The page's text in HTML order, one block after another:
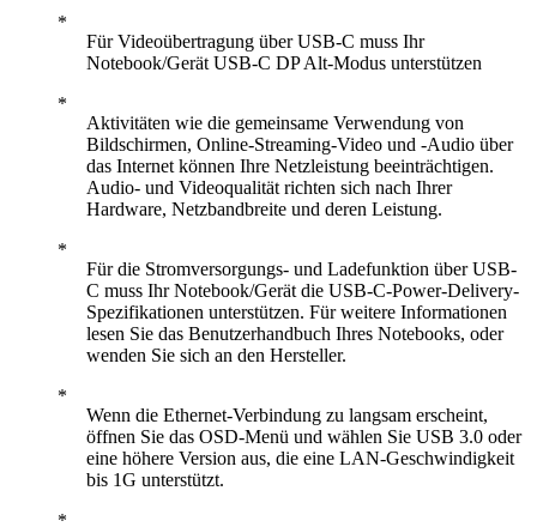
Für Videoübertragung über USB-C muss Ihr
Notebook/Gerät USB-C DP Alt-Modus unterstützen
Aktivitäten wie die gemeinsame Verwendung von
Bildschirmen, Online-Streaming-Video und -Audio über
das Internet können Ihre Netzleistung beeinträchtigen.
Audio- und Videoqualität richten sich nach Ihrer
Hardware, Netzbandbreite und deren Leistung.
Für die Stromversorgungs- und Ladefunktion über USB-
C muss Ihr Notebook/Gerät die USB-C-Power-Delivery-
Spezifikationen unterstützen. Für weitere Informationen
lesen Sie das Benutzerhandbuch Ihres Notebooks, oder
wenden Sie sich an den Hersteller.
Wenn die Ethernet-Verbindung zu langsam erscheint,
öffnen Sie das OSD-Menü und wählen Sie USB 3.0 oder
eine höhere Version aus, die eine LAN-Geschwindigkeit
bis 1G unterstützt.